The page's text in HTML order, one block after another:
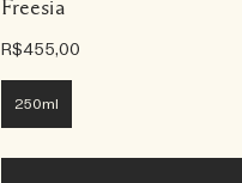
Freesia
R$455,00
250ml